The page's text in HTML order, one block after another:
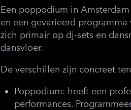
Een poppodium in
en een gevarieerd
zich primair op dj-sets en
dansvloer.
De verschillen zijn concreet
Poppodium: heeft een
performances.